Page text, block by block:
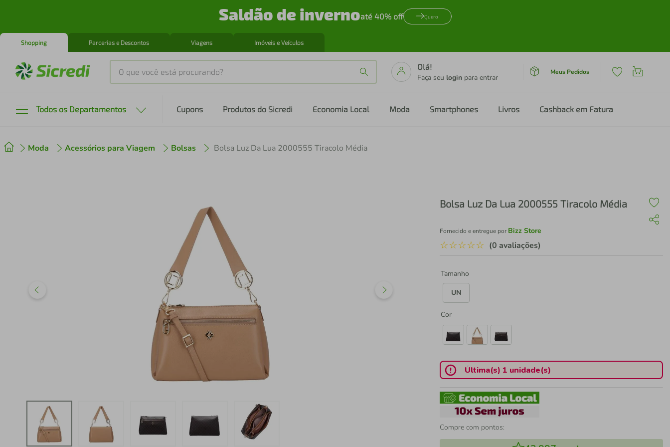
Saldão de invernoaté 40% off Quero
Shopping Parcerias e Descontos Viagens Imóveis e Veículos
O que você está procurando?
Olá!
Faça seu login para entrar
Meus Pedidos
Todos os Departamentos Cupons Produtos do Sicredi Economia Local Moda Smartphones Livros Cashback em Fatura
Moda Acessórios para Viagem Bolsas Bolsa Luz Da Lua 2000555 Tiracolo Média
Bolsa Luz Da Lua 2000555 Tiracolo Média
Fornecido e entregue por Bizz Store
☆☆☆☆☆ (0 avaliações)
Tamanho
UN
Cor
Última(s) 1 unidade(s)
Compre com pontos:
2º cafeteira